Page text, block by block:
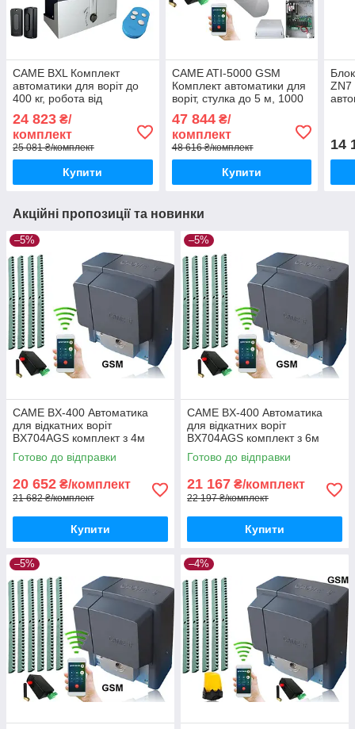
CAME BXL Комплект
автоматики для воріт до
400 кг, робота від
24 823 ₴/
комплект
25 081 ₴/комплект
Купити
CAME ATI-5000 GSM
Комплект автоматики для
воріт, стулка до 5 м, 1000
47 844₴/
комплект
48 616 ₴/комплект
Купити
ZN7
14
Акційні пропозиції та новинки
–5%
CAME BX-400 Автоматика
для відкатних воріт
BX704AGS комплект з 4м
рейки і gsm-модулем
Готово до відправки
20 652 ₴/комплект
21 682 ₴/комплект
Купити
–5%
CAME BX-400 Автоматика
для відкатних воріт
BX704AGS комплект з 6м
рейки і gsm-модулем
Готово до відправки
21 167 ₴/комплект
22 197 ₴/комплект
Купити
–5% –4%